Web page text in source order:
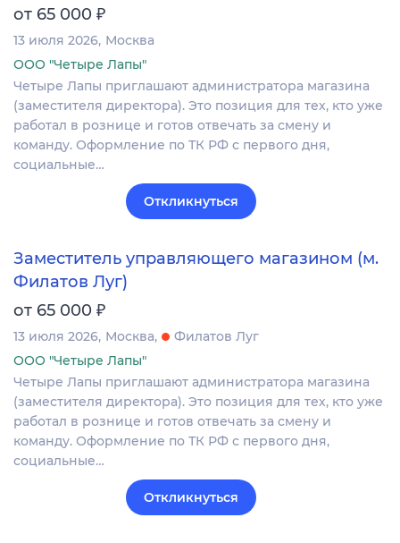
от 65 000 ₽
13 июля 2026 Москва
ООО "Четыре Лапы"
Четыре Лапы приглашают администратора магазина
(заместителя директора). Это позиция для тех, кто уже
работал в рознице и готов отвечать за смену и
команду. Оформление по ТК РФ с первого дня,
социальные…
Откликнуться
Заместитель управляющего магазином (м.
Филатов Луг)
от 65 000 ₽
13 июля 2026 Москва
Филатов Луг
ООО "Четыре Лапы"
Четыре Лапы приглашают администратора магазина
(заместителя директора). Это позиция для тех, кто уже
работал в рознице и готов отвечать за смену и
команду. Оформление по ТК РФ с первого дня,
социальные…
Откликнуться